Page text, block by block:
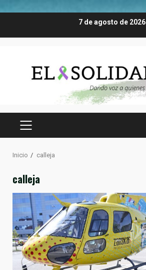
7 de agosto de 2026
MENÚ
Inicio calleja
calleja